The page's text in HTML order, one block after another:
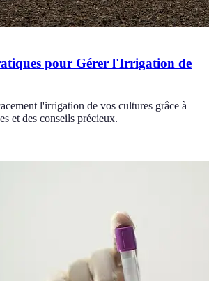
pour Gérer l'Irrigation de
l'irrigation de vos cultures grâce à
et des conseils précieux.